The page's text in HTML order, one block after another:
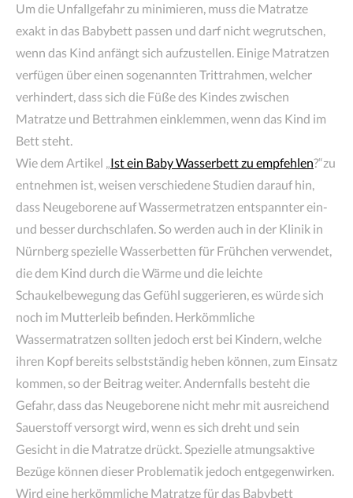
Um die Unfallgefahr zu minimieren, muss die Matratze
exakt in das Babybett passen und darf nicht wegrutschen,
wenn das Kind anfängt sich aufzustellen. Einige Matratzen
verfügen über einen sogenannten Trittrahmen, welcher
verhindert, dass sich die Füße des Kindes zwischen
Matratze und Bettrahmen einklemmen, wenn das Kind im
Bett steht.
Wie dem Artikel „Ist ein Baby Wasserbett zu empfehlen?“zu
entnehmen ist, weisen verschiedene Studien darauf hin,
dass Neugeborene auf Wassermetratzen entspannter ein-
und besser durchschlafen. So werden auch in der Klinik in
Nürnberg spezielle Wasserbetten für Frühchen verwendet,
die dem Kind durch die Wärme und die leichte
Schaukelbewegung das Gefühl suggerieren, es würde sich
noch im Mutterleib befinden. Herkömmliche
Wassermatratzen sollten jedoch erst bei Kindern, welche
ihren Kopf bereits selbstständig heben können, zum Einsatz
kommen, so der Beitrag weiter. Andernfalls besteht die
Gefahr, dass das Neugeborene nicht mehr mit ausreichend
Sauerstoff versorgt wird, wenn es sich dreht und sein
Gesicht in die Matratze drückt. Spezielle atmungsaktive
Bezüge können dieser Problematik jedoch entgegenwirken.
Wird eine herkömmliche Matratze für das Babybett